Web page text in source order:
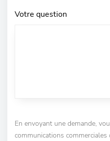
Votre question
En envoyant une demande,
communications